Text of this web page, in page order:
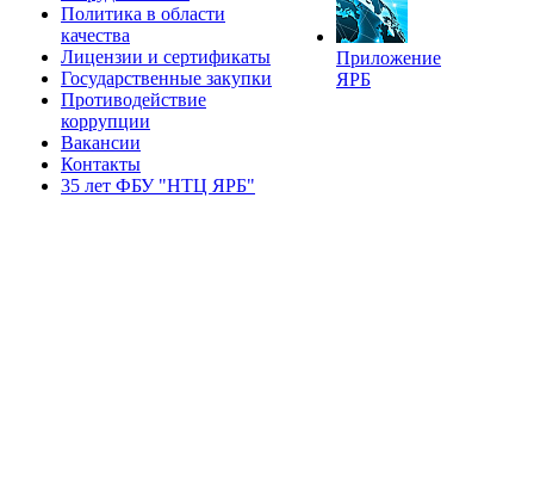
Политика в области
качества
Лицензии и сертификаты
Государственные закупки
Противодействие
коррупции
Вакансии
Контакты
35 лет ФБУ "НТЦ ЯРБ"
Приложение
ЯРБ